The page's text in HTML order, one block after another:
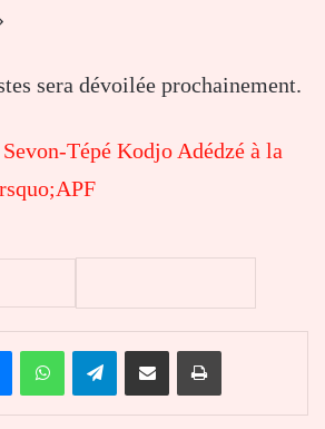
sera dévoilée prochainement.
Tépé Kodjo Adédzé à la
MessengerWhatsAppTelegramPartager par email Imprimer